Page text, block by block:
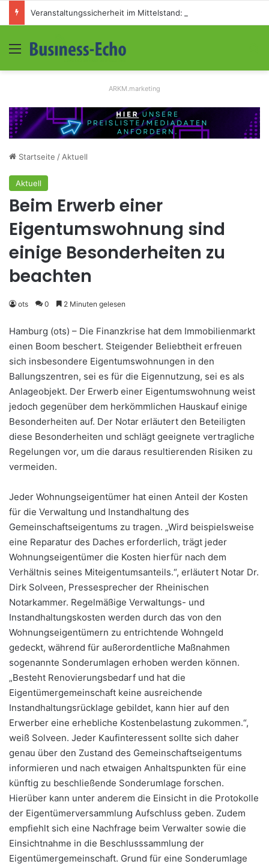
Menü
ARKM.marketing
Startseite / Aktuell
Aktuell
Beim Erwerb einer
Eigentumswohnung sind
einige Besonderheiten zu
beachten
ots 0 2 Minuten gelesen
Hamburg (ots) – Die Finanzkrise hat dem Immobilienmarkt
einen Boom beschert. Steigender Beliebtheit erfreuen
sich insbesondere Eigentumswohnungen in den
Ballungszentren, sei es für die Eigennutzung, sei es als
Anlageobjekt. Der Erwerb einer Eigentumswohnung weist
jedoch gegenüber dem herkömmlichen Hauskauf einige
Besonderheiten auf. Der Notar erläutert den Beteiligten
diese Besonderheiten und schlägt geeignete vertragliche
Regelungen vor, um die daraus resultierenden Risiken zu
vermeiden.
Jeder Wohnungseigentümer hat einen Anteil der Kosten
für die Verwaltung und Instandhaltung des
Gemeinschaftseigentums zu tragen. „Wird beispielsweise
eine Reparatur des Daches erforderlich, trägt jeder
Wohnungseigentümer die Kosten hierfür nach dem
Verhältnis seines Miteigentumsanteils.“, erläutert Notar Dr.
Dirk Solveen, Pressesprecher der Rheinischen
Notarkammer. Regelmäßige Verwaltungs- und
Instandhaltungskosten werden durch das von den
Wohnungseigentümern zu entrichtende Wohngeld
gedeckt, während für außerordentliche Maßnahmen
sogenannte Sonderumlagen erhoben werden können.
„Besteht Renovierungsbedarf und hat die
Eigentümergemeinschaft keine ausreichende
Instandhaltungsrücklage gebildet, kann hier auf den
Erwerber eine erhebliche Kostenbelastung zukommen.“,
weiß Solveen. Jeder Kaufinteressent sollte sich daher
genau über den Zustand des Gemeinschaftseigentums
informieren und nach etwaigen Anhaltspunkten für eine
künftig zu beschließende Sonderumlage forschen.
Hierüber kann unter anderem die Einsicht in die Protokolle
der Eigentümerversammlung Aufschluss geben. Zudem
empfiehlt sich eine Nachfrage beim Verwalter sowie die
Einsichtnahme in die Beschlusssammlung der
Eigentümergemeinschaft. Grund für eine Sonderumlage